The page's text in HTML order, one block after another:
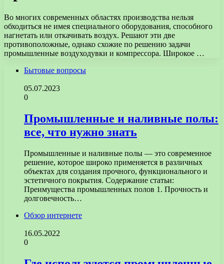
Во многих современных областях производства нельзя
обходиться не имея специального оборудования, способного
нагнетать или откачивать воздух. Решают эти две
противоположные, однако схожие по решению задачи
промышленные воздуходувки и компрессора. Широкое …
Бытовые вопросы
05.07.2023
0
Промышленные и наливные полы:
все, что нужно знать
Промышленные и наливные полы — это современное
решение, которое широко применяется в различных
объектах для создания прочного, функционального и
эстетичного покрытия. Содержание статьи:
Преимущества промышленных полов 1. Прочность и
долговечность…
Обзор интернете
16.05.2022
0